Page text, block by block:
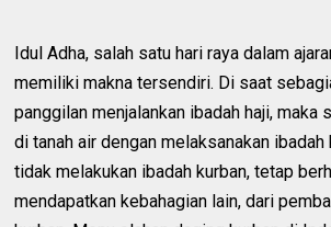
Idul Adha, salah satu hari raya dalam
memiliki makna tersendiri. Di saat
panggilan menjalankan ibadah haji, maka
di tanah air dengan melaksanakan ibadah
tidak melakukan ibadah kurban, tetap
mendapatkan kebahagian lain, dari